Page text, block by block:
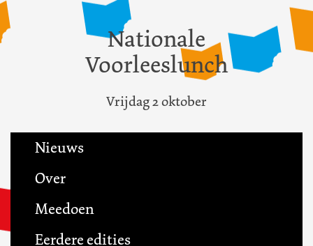
Nationale
Voorleeslunch
Vrijdag 2 oktober
Nieuws
Over
Meedoen
Eerdere edities